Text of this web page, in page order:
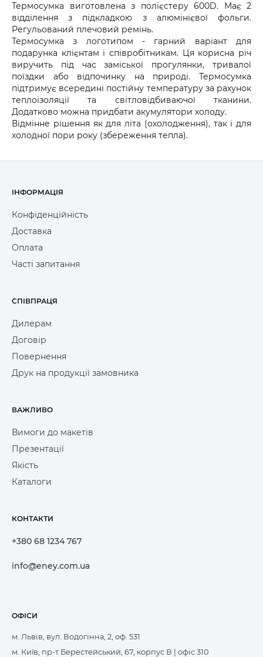
Термосумка виготовлена з полієстеру 600D. Має 2
відділення з підкладкою з алюмінієвої фольги.
Регульований плечовий ремінь.
Термосумка з логотипом - гарний варіант для
подарунка клієнтам і співробітникам. Ця корисна річ
виручить під час заміської прогулянки, тривалої
поїздки або відпочинку на природі. Термосумка
підтримує всередині постійну температуру за рахунок
теплоізоляції та світловідбиваючої тканини.
Додатково можна придбати акумулятори холоду.
Відмінне рішення як для літа (охолодження), так і для
холодної пори року (збереження тепла).
ІНФОРМАЦІЯ
Конфіденційність
Доставка
Оплата
Часті запитання
СПІВПРАЦЯ
Дилерам
Договір
Повернення
Друк на продукції замовника
ВАЖЛИВО
Вимоги до макетів
Презентації
Якість
Каталоги
КОНТАКТИ
+380 68 1234 767
info@eney.com.ua
ОФІСИ
м. Львів, вул. Водогінна, 2, оф. 531
м. Київ, пр-т Берестейський, 67, корпус В | офіс 310